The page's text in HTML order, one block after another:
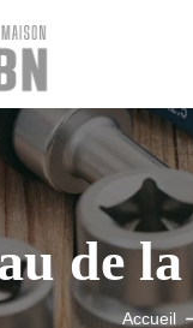
de
Accueil